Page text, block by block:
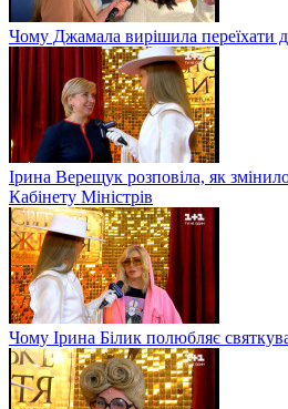
Чому Джамала вирішила переїхати
Ірина Верещук розповіла, як
Кабінету Міністрів
Чому Ірина Білик полюбляє